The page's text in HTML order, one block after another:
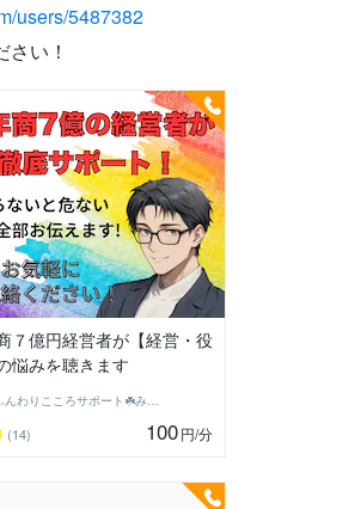
users/5487382
い！
７億円経営者が【経営・役
悩みを聴きます
ふんわりこころサポート☘️みちまさ
(14) 100円/分